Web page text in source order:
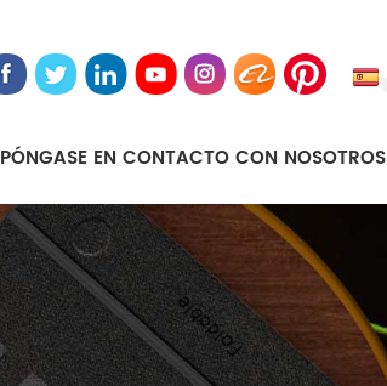
PÓNGASE EN CONTACTO CON NOSOTROS